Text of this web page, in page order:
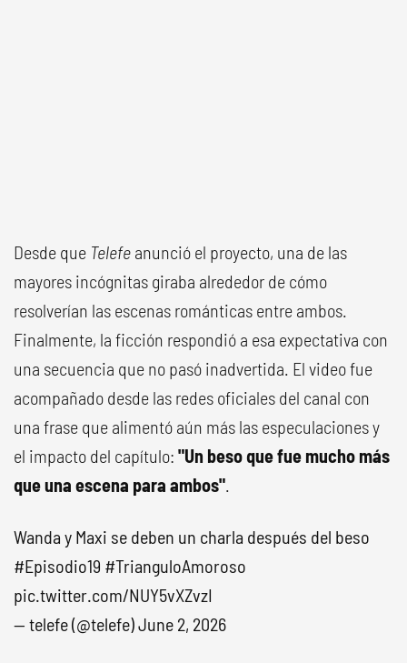
Desde que Telefe anunció el proyecto, una de las
mayores incógnitas giraba alrededor de cómo
resolverían las escenas románticas entre ambos.
Finalmente, la ficción respondió a esa expectativa con
una secuencia que no pasó inadvertida. El video fue
acompañado desde las redes oficiales del canal con
una frase que alimentó aún más las especulaciones y
el impacto del capítulo: "Un beso que fue mucho más
que una escena para ambos".
Wanda y Maxi se deben un charla después del beso
#Episodio19 #TrianguloAmoroso
pic.twitter.com/NUY5vXZvzI
— telefe (@telefe)June 2, 2026